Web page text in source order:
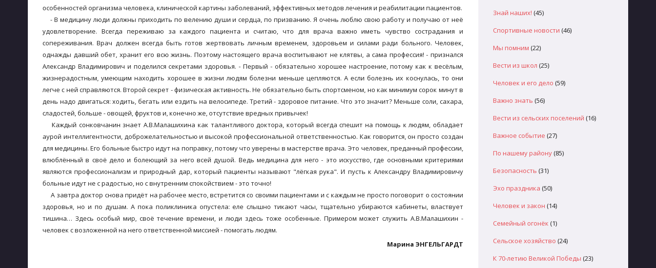
особенностей организма человека, клинической картины заболеваний, эффективных методов лечения и реабилитации пациентов.
- В медицину люди должны приходить по велению души и сердца, по призванию. Я очень люблю свою работу и получаю от неё
удовлетворение. Всегда переживаю за каждого пациента и считаю, что для врача важно иметь чувство сострадания и
сопереживания. Врач должен всегда быть готов жертвовать личным временем, здоровьем и силами ради больного. Человек,
однажды давший обет, хранит его всю жизнь. Поэтому настоящего врача воспитывают не клятвы, а сама профессия! - признался
Александр Владимирович и поделился секретами здоровья. - Первый - обязательно хорошее настроение, потому как к весёлым,
жизнерадостным, умеющим находить хорошее в жизни людям болезни меньше цепляются. А если болезнь их коснулась, то они
легче с ней справляются. Второй секрет - физическая активность. Не обязательно быть спортсменом, но как минимум сорок минут в
день надо двигаться: ходить, бегать или ездить на велосипеде. Третий - здоровое питание. Что это значит? Меньше соли, сахара,
сладостей, больше - овощей, фруктов и, конечно же, отсутствие вредных привычек!
Каждый сонковчанин знает А.В.Малашихина как талантливого доктора, который всегда спешит на помощь к людям, обладает
аурой интеллигентности, доброжелательностью и высокой профессиональной ответственностью. Как говорится, он просто создан
для медицины. Его больные быстро идут на поправку, потому что уверены в мастерстве врача. Это человек, преданный профессии,
влюблённый в своё дело и болеющий за него всей душой. Ведь медицина для него - это искусство, где основными критериями
являются профессионализм и природный дар, который пациенты называют "лёгкая рука". И пусть к Александру Владимировичу
больные идут не с радостью, но с внутренним спокойствием - это точно!
А завтра доктор снова придёт на рабочее место, встретится со своими пациентами и с каждым не просто поговорит о состоянии
здоровья, но и по душам. А пока поликлиника опустела: еле слышно тикают часы, тщательно убираются кабинеты, властвует
тишина… Здесь особый мир, своё течение времени, и люди здесь тоже особенные. Примером может служить А.В.Малашихин -
человек с возложенной на него ответственной миссией - помогать людям.
Марина ЭНГЕЛЬГАРДТ
Знай наших! (45)
Спортивные новости (46)
Мы помним (22)
Вести из школ (25)
Человек и его дело (59)
Важно знать (56)
Вести из сельских поселений (16)
Важное событие (27)
По нашему району(85)
Безопасность (31)
Эхо праздника (50)
Человек и закон (14)
Семейный огонёк (1)
Сельское хозяйство (24)
К 70-летию Великой Победы (23)